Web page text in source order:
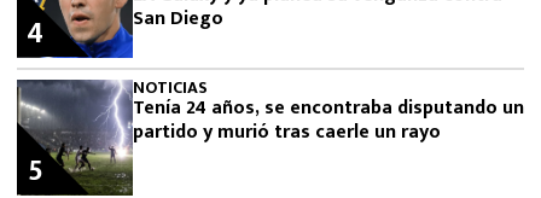
San Diego
4
NOTICIAS
Tenía 24 años, se encontraba disputando un
partido y murió tras caerle un rayo
5